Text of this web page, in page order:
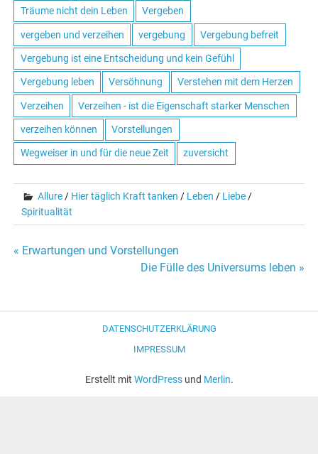
Träume nicht dein Leben Vergeben
vergeben und verzeihen vergebung Vergebung befreit
Vergebung ist eine Entscheidung und kein Gefühl
Vergebung leben Versöhnung Verstehen mit dem Herzen
Verzeihen Verzeihen - ist die Eigenschaft starker Menschen
verzeihen können Vorstellungen
Wegweiser in und für die neue Zeit zuversicht
Allure / Hier täglich Kraft tanken / Leben / Liebe /
Spiritualität
« Erwartungen und Vorstellungen
Die Fülle des Universums leben »
DATENSCHUTZERKLÄRUNG
IMPRESSUM
Erstellt mit WordPressund Merlin.